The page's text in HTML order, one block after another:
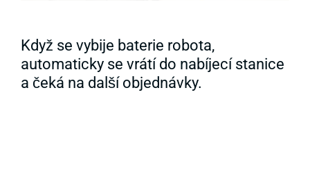
Když se vybije baterie robota,
automaticky se vrátí do nabíjecí stanice
a čeká na další objednávky.